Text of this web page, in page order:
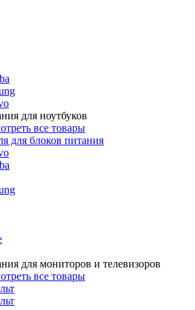
для ноутбуков
все товары
для блоков питания
для мониторов и телевизоров
все товары